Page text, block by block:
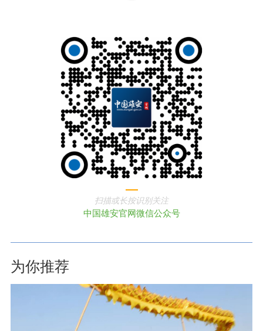
扫描或长按识别关注
中国雄安官网微信公众号
为你推荐